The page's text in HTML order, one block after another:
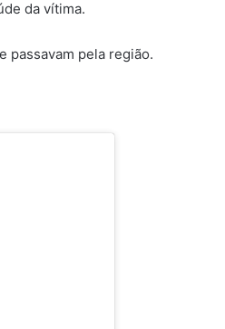
da vítima.
passavam pela região.